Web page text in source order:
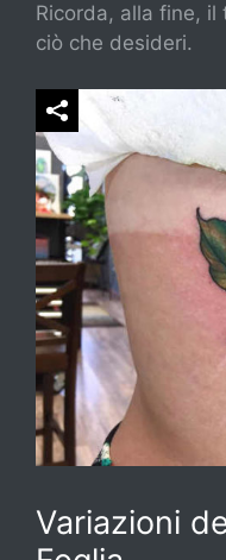
Ricorda, alla fine,
ciò che desideri.
Variazioni